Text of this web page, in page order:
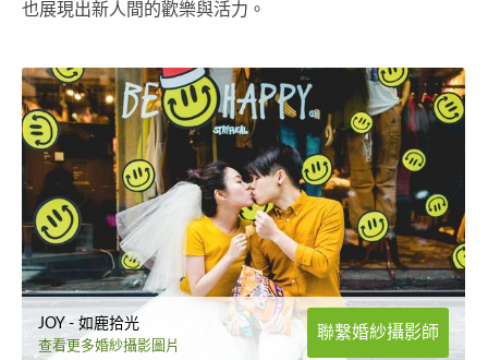
也展現出新人間的歡樂與活力。
JOY - 如鹿拾光
查看更多婚紗攝影圖片
聯繫婚紗攝影師